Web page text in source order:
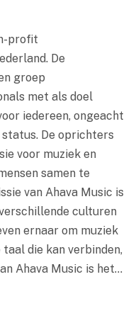
profit
De
groep
met als doel
iedereen, ongeacht
De oprichters
voor muziek en
samen te
van Ahava Music is
culturen
ernaar om muziek
die kan verbinden,
Ahava Music is het…